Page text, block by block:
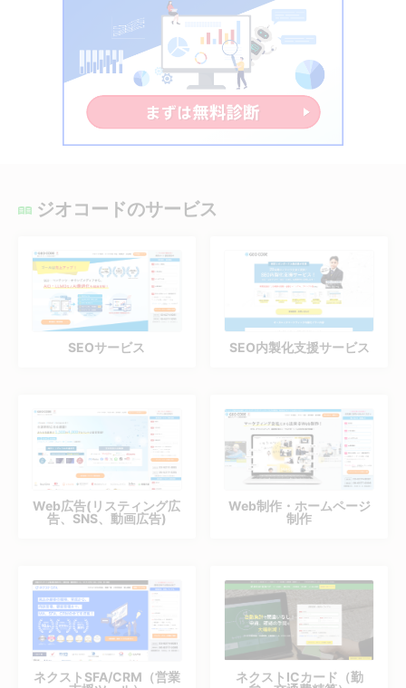
ジオコードのサービス
SEOサービス SEO内製化支援サービス
Web広告(リスティング広
告、SNS、動画広告)
Web制作・ホームページ
制作
ネクストSFA/CRM（営業
ネクストICカード（勤